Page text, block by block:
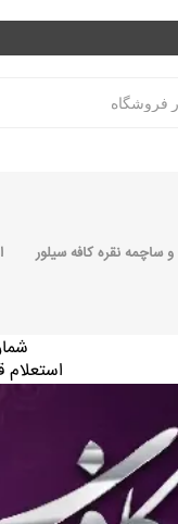
ساچمه نقره کافه سیلور
استعلام